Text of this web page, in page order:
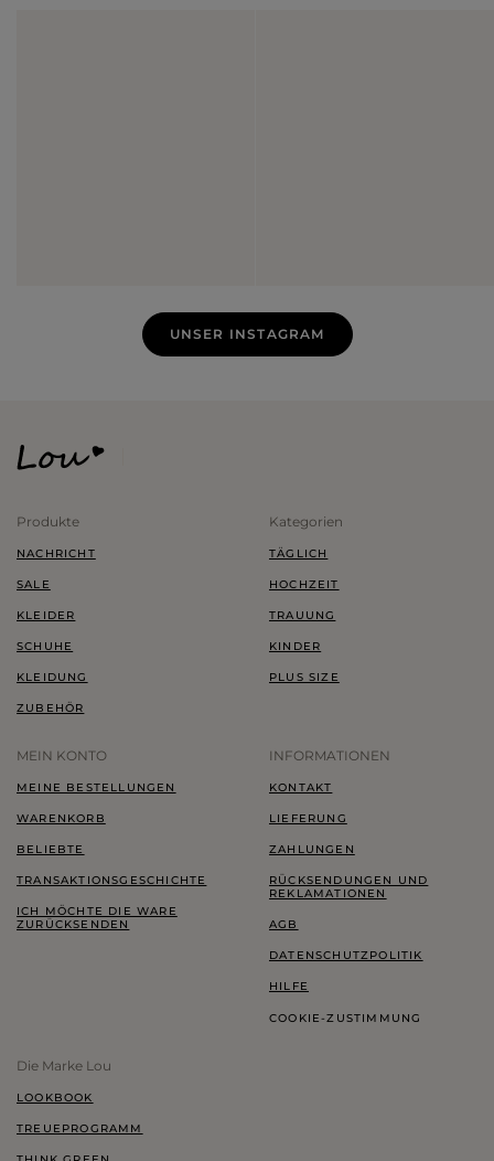
UNSER INSTAGRAM
Produkte
NACHRICHT
SALE
KLEIDER
SCHUHE
KLEIDUNG
ZUBEHÖR
Kategorien
TÄGLICH
HOCHZEIT
TRAUUNG
KINDER
PLUS SIZE
MEIN KONTO
MEINE BESTELLUNGEN
WARENKORB
BELIEBTE
TRANSAKTIONSGESCHICHTE
ICH MÖCHTE DIE WARE
ZURÜCKSENDEN
INFORMATIONEN
KONTAKT
LIEFERUNG
ZAHLUNGEN
RÜCKSENDUNGEN UND
REKLAMATIONEN
AGB
DATENSCHUTZPOLITIK
HILFE
COOKIE-ZUSTIMMUNG
Die Marke Lou
LOOKBOOK
TREUEPROGRAMM